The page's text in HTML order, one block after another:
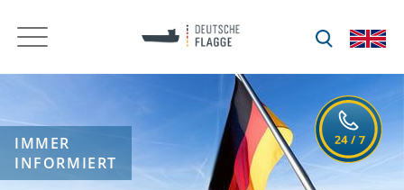
IMMER
INFORMIERT